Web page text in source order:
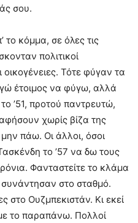
σου.
το κόμμα, σε όλες τις
πολιτικοί
Τότε φύγαν τα
έτοιμος να φύγω, αλλά
’51, προτού παντρευτώ,
χωρίς βίζα της
πάω. Οι άλλοι, όσοι
το ’57 να δω τους
Φανταστείτε το κλάμα
συνάντησαν στο σταθμό.
στο Ουζμπεκιστάν. Κι εκεί
το παραπάνω. Πολλοί